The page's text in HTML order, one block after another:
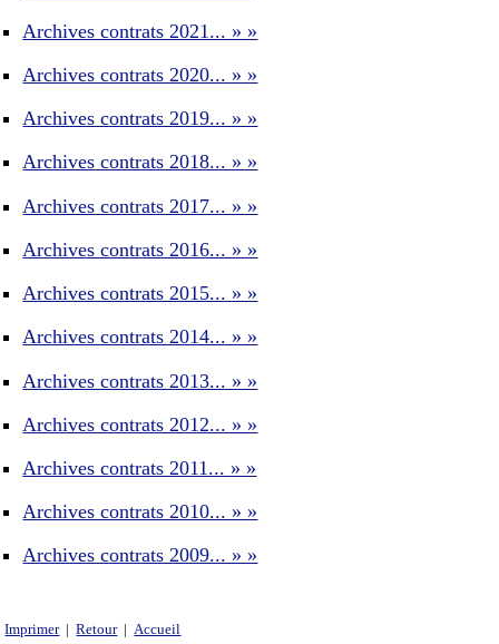
Archives contrats 2021... » »
Archives contrats 2020... » »
Archives contrats 2019... » »
Archives contrats 2018... » »
Archives contrats 2017... » »
Archives contrats 2016... » »
Archives contrats 2015... » »
Archives contrats 2014... » »
Archives contrats 2013... » »
Archives contrats 2012... » »
Archives contrats 2011... » »
Archives contrats 2010... » »
Archives contrats 2009... » »
Imprimer|Retour| Accueil